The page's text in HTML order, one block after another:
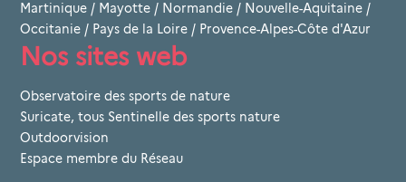
Martinique / Mayotte / Normandie / Nouvelle-Aquitaine /
Occitanie / Pays de la Loire / Provence-Alpes-Côte d'Azur
Nos sites web
Observatoire des sports de nature
Suricate, tous Sentinelle des sports nature
Outdoorvision
Espace membre du Réseau